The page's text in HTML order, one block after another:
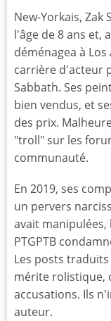
New-Yorkais, Zak
l'âge de 8 ans et,
déménagea à
carrière d'acteur
Sabbath. Ses
bien vendus, et
des prix.
"troll" sur les
communauté.
En 2019, ses
un pervers
avait manipulées,
PTGPTB
Les posts
mérite rolistique,
accusations. Ils
auteur.